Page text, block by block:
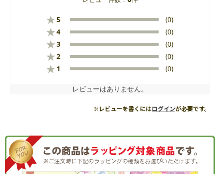
★5 (0)
★4 (0)
★3 (0)
★2 (0)
★ 1 (0)
レビューはありません。
※レビューを書くにはログインが必要です。